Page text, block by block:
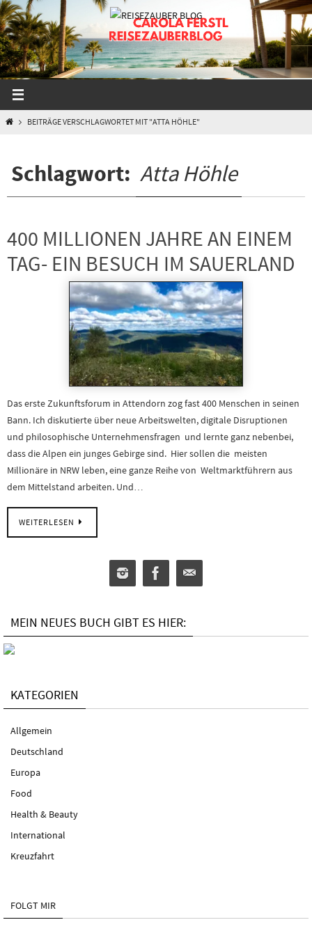
Zum
Inhalt
springen
STARTBEITRÄGE VERSCHLAGWORTET MIT "ATTA HÖHLE"
Schlagwort: Atta Höhle
400 MILLIONEN JAHRE AN EINEM
TAG- EIN BESUCH IM SAUERLAND
Das erste Zukunftsforum in Attendorn zog fast 400 Menschen in seinen
Bann. Ich diskutierte über neue Arbeitswelten, digitale Disruptionen
und philosophische Unternehmensfragen und lernte ganz nebenbei,
dass die Alpen ein junges Gebirge sind. Hier sollen die meisten
Millionäre in NRW leben, eine ganze Reihe von Weltmarktführern aus
dem Mittelstand arbeiten. Und…
WEITERLESEN
MEIN NEUES BUCH GIBT ES HIER:
KATEGORIEN
Allgemein
Deutschland
Europa
Food
Health & Beauty
International
Kreuzfahrt
FOLGT MIR